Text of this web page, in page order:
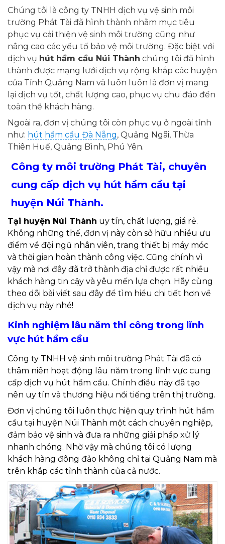
Chúng tôi là công ty TNHH dịch vụ vệ sinh môi
trường Phát Tài đã hình thành nhằm mục tiêu
phục vụ cải thiện vệ sinh môi trường cũng như
nâng cao các yếu tố bảo vệ môi trường. Đặc biệt với
dịch vụ hút hầm cầu Núi Thành chúng tôi đã hình
thành được mạng lưới dịch vụ rộng khắp các huyện
của Tỉnh Quảng Nam và luôn luôn là đơn vị mang
lại dịch vụ tốt, chất lượng cao, phục vụ chu đáo đến
toàn thể khách hàng.
Ngoài ra, đơn vị chúng tôi còn phục vụ ở ngoài tỉnh
như: hút hầm cầu Đà Nẵng, Quảng Ngãi, Thừa
Thiên Huế, Quảng Bình, Phú Yên.
Công ty môi trường Phát Tài, chuyên
cung cấp dịch vụ hút hầm cầu tại
huyện Núi Thành.
Tại huyện Núi Thành uy tín, chất lượng, giá rẻ.
Không những thế, đơn vị này còn sở hữu nhiều ưu
điểm về đội ngũ nhân viên, trang thiết bị máy móc
và thời gian hoàn thành công việc. Cũng chính vì
vậy mà nơi đây đã trở thành địa chỉ được rất nhiều
khách hàng tin cậy và yêu mến lựa chọn. Hãy cùng
theo dõi bài viết sau đây để tìm hiểu chi tiết hơn về
dịch vụ này nhé!
Kinh nghiệm lâu năm thi công trong lĩnh
vực hút hầm cầu
Công ty TNHH vệ sinh môi trường Phát Tài đã có
thâm niên hoạt động lâu năm trong lĩnh vực cung
cấp dịch vụ hút hầm cầu. Chính điều này đã tạo
nên uy tín và thương hiệu nổi tiếng trên thị trường.
Đơn vị chúng tôi luôn thực hiện quy trình hút hầm
cầu tại huyện Núi Thành một cách chuyên nghiệp,
đảm bảo vệ sinh và đưa ra những giải pháp xử lý
nhanh chóng. Nhờ vậy mà chúng tôi có lượng
khách hàng đông đảo không chỉ tại Quảng Nam mà
trên khắp các tỉnh thành của cả nước.